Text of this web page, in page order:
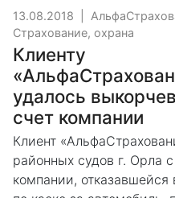
13.08.2018
Страхование, охрана
Клиенту
удалось
счет компании
Клиент
районных судов г. Орла
компании,